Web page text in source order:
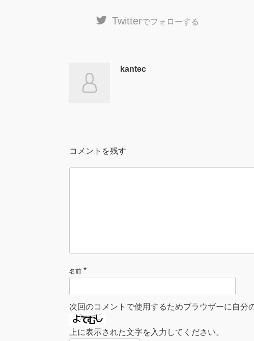
Twitterでフォローする
kantec
コメントを残す
名前 *
次回のコメントで使用するためブラウザーに自分
上に表示された文字を入力してください。